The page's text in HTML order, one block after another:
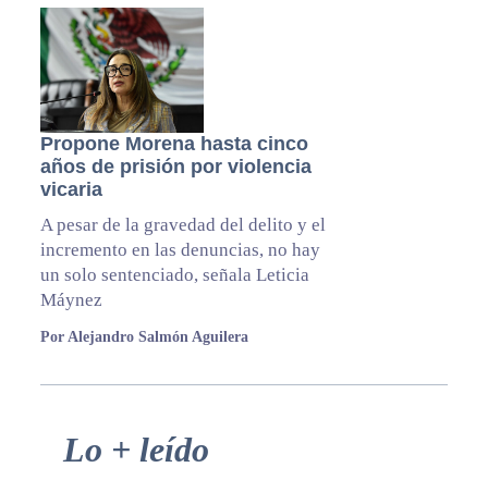
Propone Morena hasta cinco
años de prisión por violencia
vicaria
A pesar de la gravedad del delito y el
incremento en las denuncias, no hay
un solo sentenciado, señala Leticia
Máynez
Por Alejandro Salmón Aguilera
Primary
Lo + leído